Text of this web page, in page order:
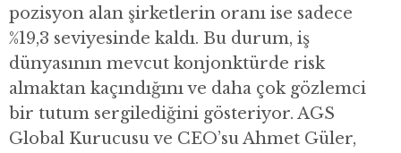
pozisyon alan şirketlerin oranı ise sadece
%19,3 seviyesinde kaldı. Bu durum, iş
dünyasının mevcut konjonktürde risk
almaktan kaçındığını ve daha çok gözlemci
bir tutum sergilediğini gösteriyor. AGS
Global Kurucusu ve CEO’su Ahmet Güler,